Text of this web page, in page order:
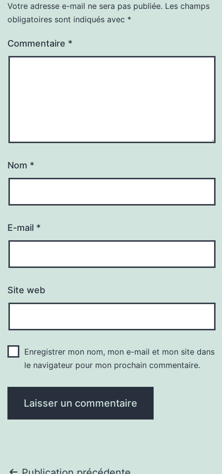
Votre adresse e-mail ne sera pas publiée. Les champs
obligatoires sont indiqués avec *
Commentaire *
Nom *
E-mail *
Site web
Enregistrer mon nom, mon e-mail et mon site dans
le navigateur pour mon prochain commentaire.